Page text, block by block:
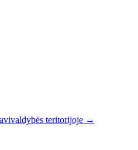
teritorijoje →